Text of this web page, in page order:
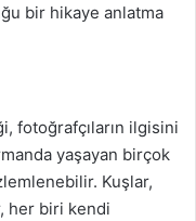
bir hikaye anlatma
fotoğrafçıların ilgisini
yaşayan birçok
Kuşlar,
her biri kendi